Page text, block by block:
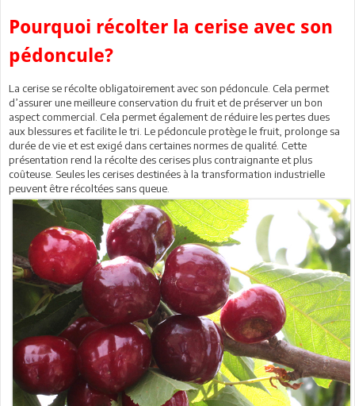
Pourquoi récolter la cerise avec son
pédoncule?
La cerise se récolte obligatoirement avec son pédoncule. Cela permet
d’assurer une meilleure conservation du fruit et de préserver un bon
aspect commercial. Cela permet également de réduire les pertes dues
aux blessures et facilite le tri. Le pédoncule protège le fruit, prolonge sa
durée de vie et est exigé dans certaines normes de qualité. Cette
présentation rend la récolte des cerises plus contraignante et plus
coûteuse. Seules les cerises destinées à la transformation industrielle
peuvent être récoltées sans queue.